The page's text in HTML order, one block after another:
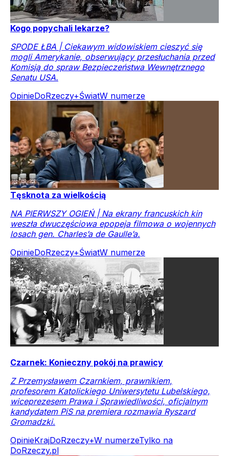
Kogo popychali lekarze?
SPODE ŁBA | Ciekawym widowiskiem cieszyć się
mogli Amerykanie, obserwujący przesłuchania przed
Komisją do spraw Bezpieczeństwa Wewnętrznego
Senatu USA.
OpinieDoRzeczy+ŚwiatW numerze
Tęsknota za wielkością
NA PIERWSZY OGIEŃ | Na ekrany francuskich kin
weszła dwuczęściowa epopeja filmowa o wojennych
losach gen. Charles’a de Gaulle’a.
OpinieDoRzeczy+ŚwiatW numerze
Czarnek: Konieczny pokój na prawicy
Z Przemysławem Czarnkiem, prawnikiem,
profesorem Katolickiego Uniwersytetu Lubelskiego,
wiceprezesem Prawa i Sprawiedliwości, oficjalnym
kandydatem PiS na premiera rozmawia Ryszard
Gromadzki.
OpinieKrajDoRzeczy+W numerzeTylko na
DoRzeczy.pl